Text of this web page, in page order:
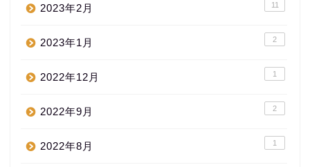
2023年2月 11
2023年1月 2
2022年12月 1
2022年9月 2
2022年8月 1